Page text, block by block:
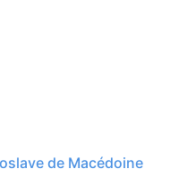
de Macédoine